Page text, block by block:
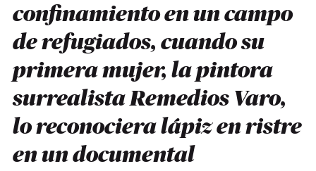
confinamiento en un campo
de refugiados, cuando su
primera mujer, la pintora
surrealista Remedios Varo,
lo reconociera lápiz en ristre
en un documental